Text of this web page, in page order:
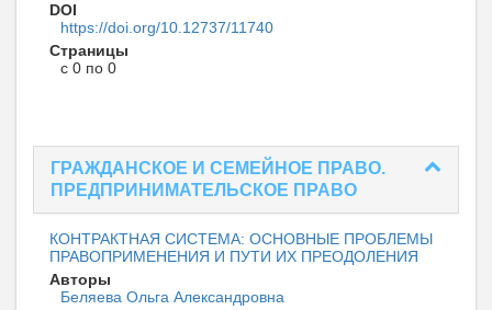
DOI
https://doi.org/10.12737/11740
Страницы
с 0 по 0
ГРАЖДАНСКОЕ И СЕМЕЙНОЕ ПРАВО.
ПРЕДПРИНИМАТЕЛЬСКОЕ ПРАВО
КОНТРАКТНАЯ СИСТЕМА: ОСНОВНЫЕ ПРОБЛЕМЫ
ПРАВОПРИМЕНЕНИЯ И ПУТИ ИХ ПРЕОДОЛЕНИЯ
Авторы
Беляева Ольга Александровна